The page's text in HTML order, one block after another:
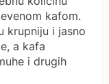
kafom.
krupniju i jasno
a kafa
i drugih